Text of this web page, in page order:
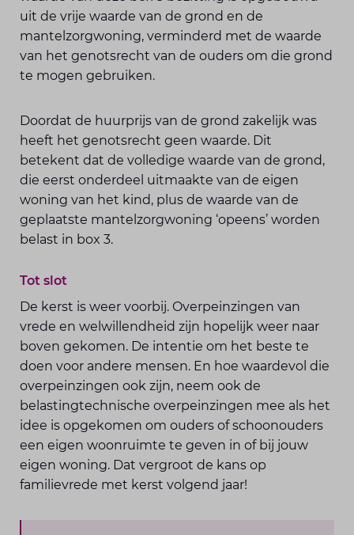
uit de vrije waarde van de grond en de
mantelzorgwoning, verminderd met de waarde
van het genotsrecht van de ouders om die grond
te mogen gebruiken.
Doordat de huurprijs van de grond zakelijk was
heeft het genotsrecht geen waarde. Dit
betekent dat de volledige waarde van de grond,
die eerst onderdeel uitmaakte van de eigen
woning van het kind, plus de waarde van de
geplaatste mantelzorgwoning ‘opeens’ worden
belast in box 3.
Tot slot
De kerst is weer voorbij. Overpeinzingen van
vrede en welwillendheid zijn hopelijk weer naar
boven gekomen. De intentie om het beste te
doen voor andere mensen. En hoe waardevol die
overpeinzingen ook zijn, neem ook de
belastingtechnische overpeinzingen mee als het
idee is opgekomen om ouders of schoonouders
een eigen woonruimte te geven in of bij jouw
eigen woning. Dat vergroot de kans op
familievrede met kerst volgend jaar!